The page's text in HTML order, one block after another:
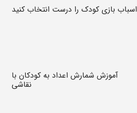
اسباب بازی کودک را درست انتخاب کنید
آموزش شمارش اعداد به کودکان با
نقاشی